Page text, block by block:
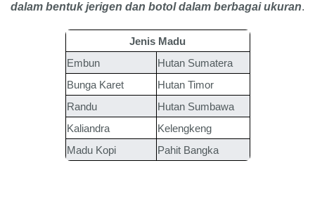
dalam bentuk jerigen dan botol dalam berbagai ukuran.
Jenis Madu
Embun
Hutan Sumatera
Bunga Karet
Hutan Timor
Randu
Hutan Sumbawa
Kaliandra
Kelengkeng
Madu Kopi
Pahit Bangka